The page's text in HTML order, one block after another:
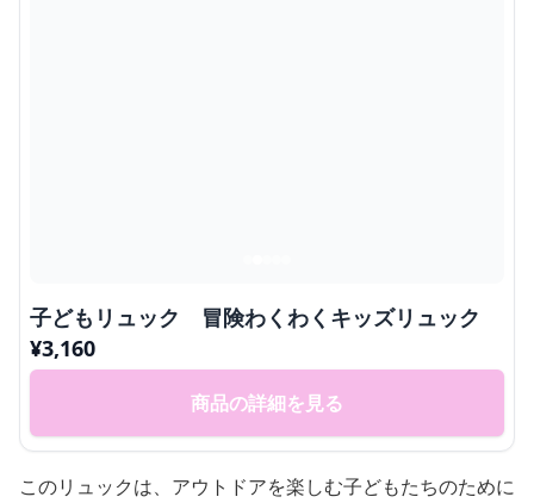
子どもリュック 冒険わくわくキッズリュック
¥3,160
商品の詳細を見る
このリュックは、アウトドアを楽しむ子どもたちのために